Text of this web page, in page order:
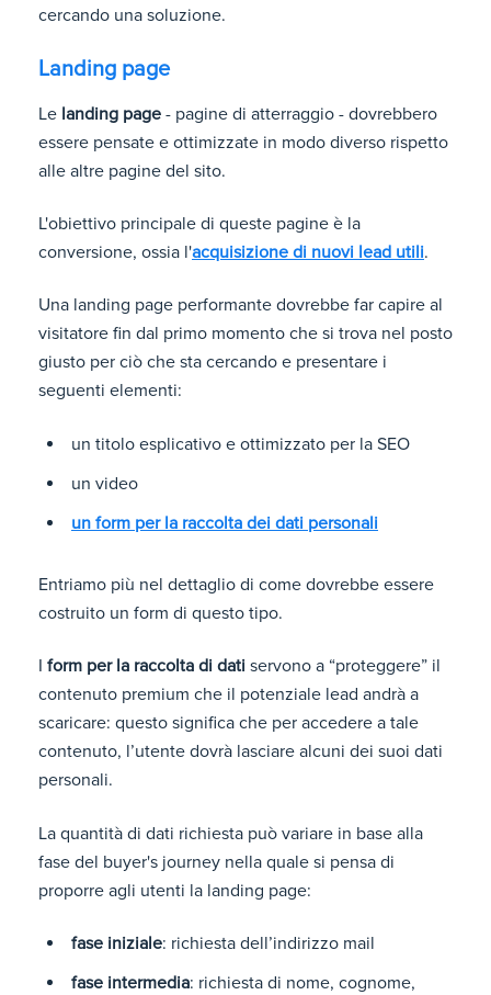
cercando una soluzione.
Landing page
Le landing page - pagine di atterraggio - dovrebbero
essere pensate e ottimizzate in modo diverso rispetto
alle altre pagine del sito.
L'obiettivo principale di queste pagine è la
conversione, ossia l'acquisizione di nuovi lead utili.
Una landing page performante dovrebbe far capire al
visitatore fin dal primo momento che si trova nel posto
giusto per ciò che sta cercando e presentare i
seguenti elementi:
un titolo esplicativo e ottimizzato per la SEO
un video
un form per la raccolta dei dati personali
Entriamo più nel dettaglio di come dovrebbe essere
costruito un form di questo tipo.
I form per la raccolta di dati servono a “proteggere” il
contenuto premium che il potenziale lead andrà a
scaricare: questo significa che per accedere a tale
contenuto, l’utente dovrà lasciare alcuni dei suoi dati
personali.
La quantità di dati richiesta può variare in base alla
fase del buyer's journey nella quale si pensa di
proporre agli utenti la landing page:
fase iniziale: richiesta dell’indirizzo mail
fase intermedia: richiesta di nome, cognome,